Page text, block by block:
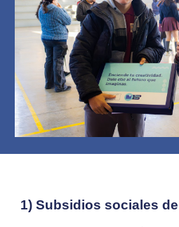
1) Subsidios sociales